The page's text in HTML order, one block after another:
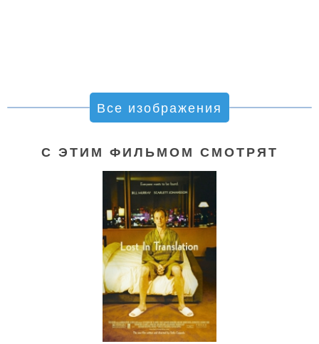
Все изображения
С ЭТИМ ФИЛЬМОМ СМОТРЯТ